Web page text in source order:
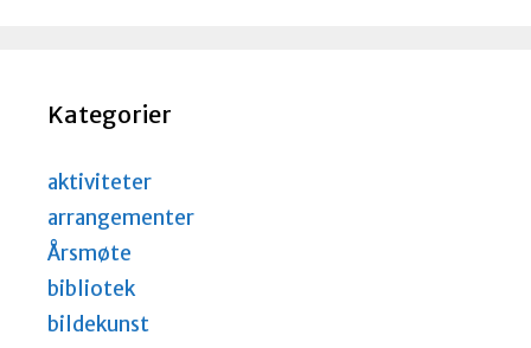
Kategorier
aktiviteter
arrangementer
Årsmøte
bibliotek
bildekunst